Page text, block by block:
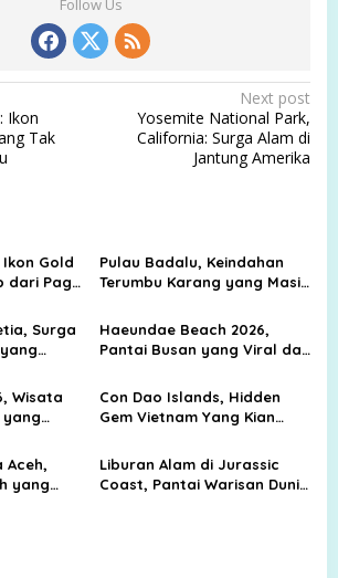
Follow Us
Ikon
Tak
Next post
Yosemite National Park,
California: Surga Alam di
Jantung Amerika
Gold
dari Pagi
Pulau Badalu, Keindahan
Terumbu Karang yang Masih
Utara
Surga
Haeundae Beach 2026,
Pantai Busan yang Viral dan
Wisatawan
Wisata
yang
Con Dao Islands, Hidden
Gem Vietnam Yang Kian
Aceh,
yang
Liburan Alam di Jurassic
Coast, Pantai Warisan Dunia